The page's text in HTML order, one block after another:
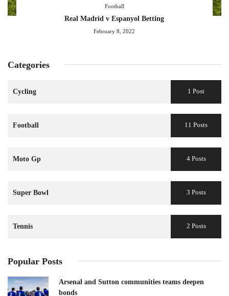
Football
Real Madrid v Espanyol Betting
February 8, 2022
Categories
Cycling 1 Post
Football 11 Posts
Moto Gp 4 Posts
Super Bowl 3 Posts
Tennis 2 Posts
Popular Posts
Arsenal and Sutton communities teams deepen
bonds